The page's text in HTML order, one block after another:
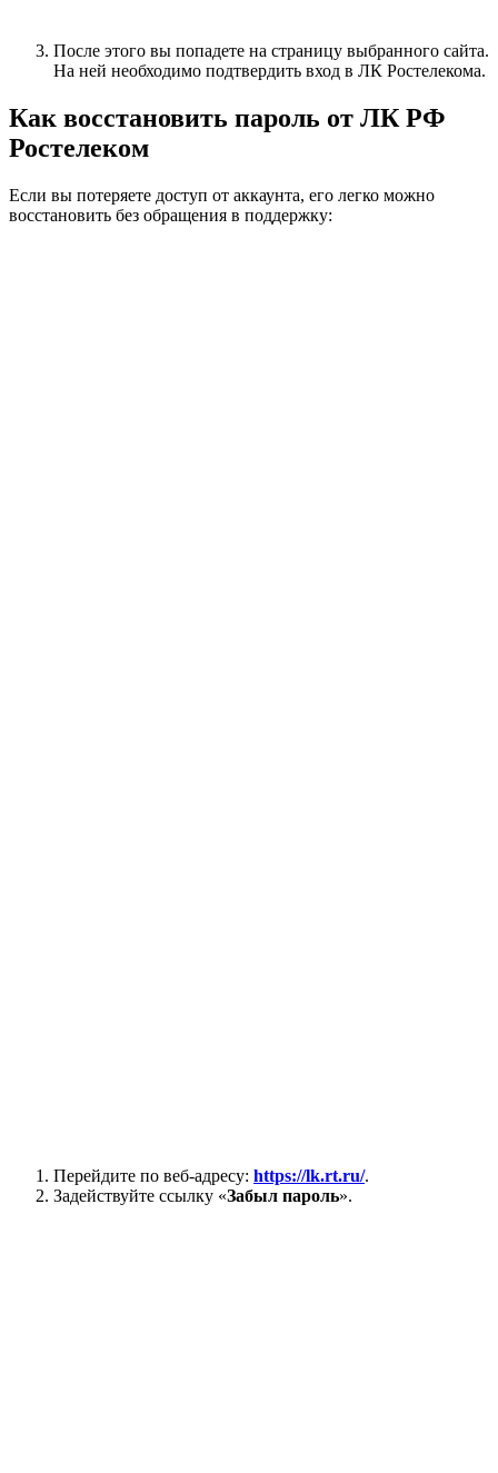
После этого вы попадете на страницу выбранного сайта.
На ней необходимо подтвердить вход в ЛК Ростелекома.
Как восстановить пароль от ЛК РФ
Ростелеком
Если вы потеряете доступ от аккаунта, его легко можно
восстановить без обращения в поддержку:
Перейдите по веб-адресу: https://lk.rt.ru/.
Задействуйте ссылку «Забыл пароль».